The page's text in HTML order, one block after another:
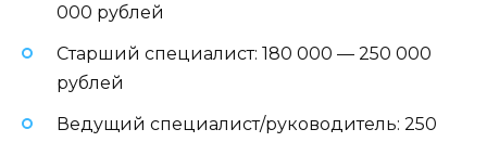
000 рублей
Старший специалист: 180 000 — 250 000
рублей
Ведущий специалист/руководитель: 250